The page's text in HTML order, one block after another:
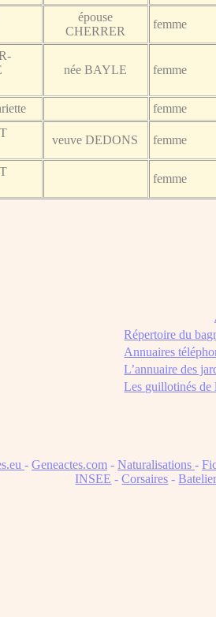
épouse
CHERRER
femme
née BAYLE femme
femme
veuve DEDONS femme
femme
Répertoire du
Annuaires
L’annuaire des
Les guillotinés de
- Geneactes.com - Naturalisations -
INSEE -Corsaires -